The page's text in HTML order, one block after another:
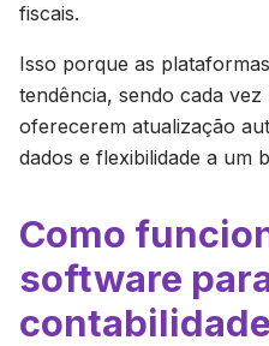
fiscais.
Isso porque as
tendência, sendo cada
oferecerem atualização
dados e flexibilidade a um
Como
software